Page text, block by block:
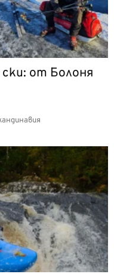
от Болоня